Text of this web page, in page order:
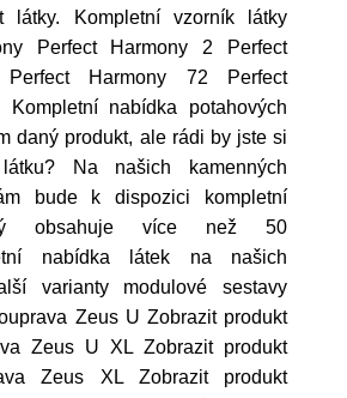
látky. Kompletní vzorník látky
Perfect Harmony 2 Perfect
Harmony 72 Perfect
Kompletní nabídka potahových
daný produkt, ale rádi by jste si
Na našich kamenných
bude k dispozici kompletní
obsahuje více než 50
nabídka látek na našich
varianty modulové sestavy
Zeus U Zobrazit produkt
Zeus U XL Zobrazit produkt
Zeus XL Zobrazit produkt